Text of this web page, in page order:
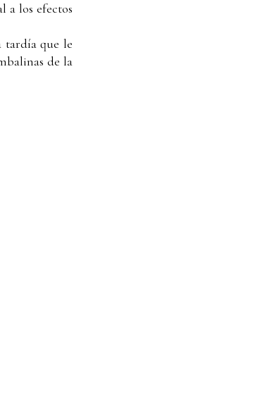
a los efectos
tardía que le
de la